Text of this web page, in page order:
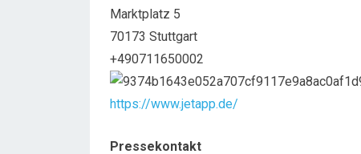
Marktplatz 5
70173 Stuttgart
+490711650002
https://www.jetapp.de/
Pressekontakt